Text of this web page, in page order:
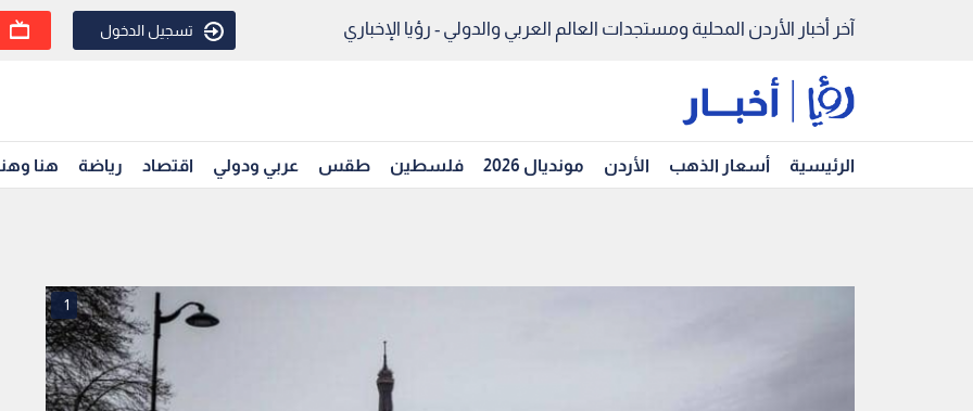
آخر أخبار الأردن المحلية ومستجدات العالم العربي والدولي - رؤيا الإخباري تسجيل الدخول
الرئيسية أسعار الذهب الأردن مونديال 2026 فلسطين طقس عربي ودولي اقتصاد رياضة هنا
1